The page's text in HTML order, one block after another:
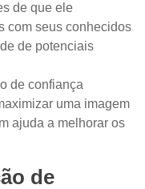
de que ele
com seus conhecidos
de potenciais
de confiança
uma imagem
ajuda a melhorar os
de